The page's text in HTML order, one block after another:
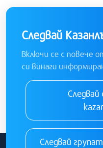
Следвай
Включи се с повече
си винаги
Следвай